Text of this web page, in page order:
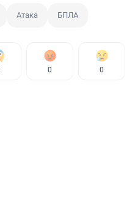
Атака БПЛА
0 0